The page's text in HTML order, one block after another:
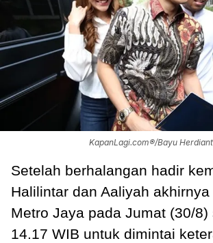
KapanLagi.com®/Bayu
Setelah berhalangan hadir
Halilintar dan Aaliyah
Metro Jaya pada Jumat (30/8)
14.17 WIB untuk dimintai